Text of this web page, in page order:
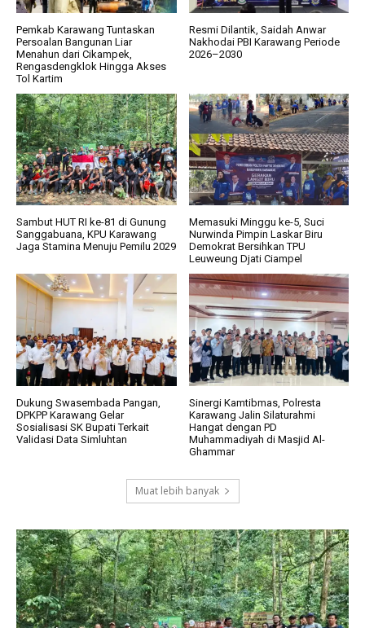
Pemkab Karawang Tuntaskan
Persoalan Bangunan Liar
Menahun dari Cikampek,
Rengasdengklok Hingga Akses
Tol Kartim
Resmi Dilantik, Saidah Anwar
Nakhodai PBI Karawang Periode
2026–2030
Sambut HUT RI ke-81 di Gunung
Sanggabuana, KPU Karawang
Jaga Stamina Menuju Pemilu 2029
Memasuki Minggu ke-5, Suci
Nurwinda Pimpin Laskar Biru
Demokrat Bersihkan TPU
Leuweung Djati Ciampel
Dukung Swasembada Pangan,
DPKPP Karawang Gelar
Sosialisasi SK Bupati Terkait
Validasi Data Simluhtan
Sinergi Kamtibmas, Polresta
Karawang Jalin Silaturahmi
Hangat dengan PD
Muhammadiyah di Masjid Al-
Ghammar
Muat lebih banyak